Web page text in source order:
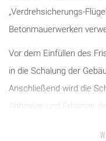
„Verdrehsicherungs-
Betonmauerwerken
Vor dem Einfüllen des
in die Schalung der
Anschließend wird die
Abbinden und Erhärten